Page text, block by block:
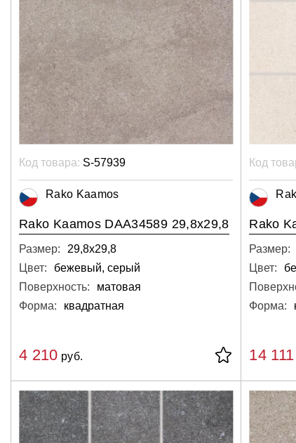
Код товара: S-57939
Rako Kaamos
Rako Kaamos DAA34589 29,8x29,8
Размер:
29,8х29,8
Цвет:
бежевый, серый
Поверхность:
матовая
Форма:
квадратная
4 210 руб.
Код
Rako
Размер:
Цвет:
Форма:
14 111